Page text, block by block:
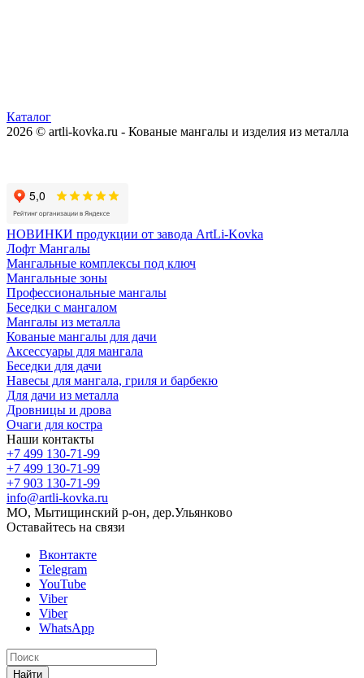
Каталог
2026 © artli-kovka.ru - Кованые мангалы и изделия из металла
НОВИНКИ продукции от завода ArtLi-Kovka
Лофт Мангалы
Мангальные комплексы под ключ
Мангальные зоны
Профессиональные мангалы
Беседки с мангалом
Мангалы из металла
Кованые мангалы для дачи
Аксессуары для мангала
Беседки для дачи
Навесы для мангала, гриля и барбекю
Для дачи из металла
Дровницы и дрова
Очаги для костра
Наши контакты
+7 499 130-71-99
+7 499 130-71-99
+7 903 130-71-99
info@artli-kovka.ru
МО, Мытищинский р-он, дер.Ульянково
Оставайтесь на связи
Вконтакте
Telegram
YouTube
Viber
Viber
WhatsApp
Найти